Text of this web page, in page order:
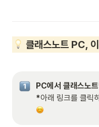
클래스노트 PC,
PC에서 클래스노
*아래 링크를 클릭